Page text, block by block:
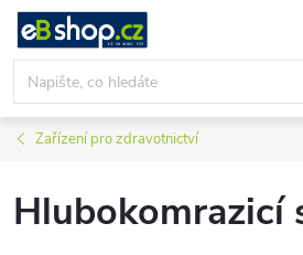
Přejít
obsah
Zařízení pro zdravotnictví
Hlubokomrazicí